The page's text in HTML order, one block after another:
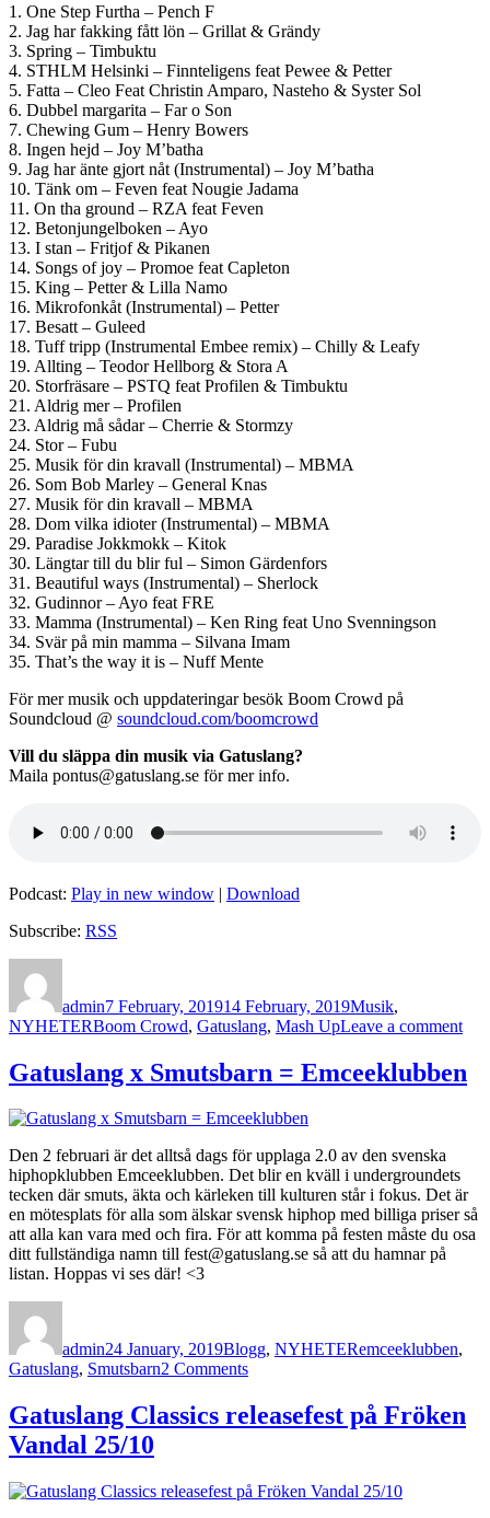
1. One Step Furtha – Pench F
2. Jag har fakking fått lön – Grillat & Grändy
3. Spring – Timbuktu
4. STHLM Helsinki – Finnteligens feat Pewee & Petter
5. Fatta – Cleo Feat Christin Amparo, Nasteho & Syster Sol
6. Dubbel margarita – Far o Son
7. Chewing Gum – Henry Bowers
8. Ingen hejd – Joy M’batha
9. Jag har änte gjort nåt (Instrumental) – Joy M’batha
10. Tänk om – Feven feat Nougie Jadama
11. On tha ground – RZA feat Feven
12. Betonjungelboken – Ayo
13. I stan – Fritjof & Pikanen
14. Songs of joy – Promoe feat Capleton
15. King – Petter & Lilla Namo
16. Mikrofonkåt (Instrumental) – Petter
17. Besatt – Guleed
18. Tuff tripp (Instrumental Embee remix) – Chilly & Leafy
19. Allting – Teodor Hellborg & Stora A
20. Storfräsare – PSTQ feat Profilen & Timbuktu
21. Aldrig mer – Profilen
23. Aldrig må sådar – Cherrie & Stormzy
24. Stor – Fubu
25. Musik för din kravall (Instrumental) – MBMA
26. Som Bob Marley – General Knas
27. Musik för din kravall – MBMA
28. Dom vilka idioter (Instrumental) – MBMA
29. Paradise Jokkmokk – Kitok
30. Längtar till du blir ful – Simon Gärdenfors
31. Beautiful ways (Instrumental) – Sherlock
32. Gudinnor – Ayo feat FRE
33. Mamma (Instrumental) – Ken Ring feat Uno Svenningson
34. Svär på min mamma – Silvana Imam
35. That’s the way it is – Nuff Mente
För mer musik och uppdateringar besök Boom Crowd på
Soundcloud @ soundcloud.com/boomcrowd
Vill du släppa din musik via Gatuslang?
Maila pontus@gatuslang.se för mer info.
Podcast: Play in new window | Download
Subscribe: RSS
admin7 February, 201914 February, 2019Musik,
NYHETERTags
Boom Crowd, Gatuslang, Mash UpLeave a commenton
2
Gatuslang x Smutsbarn = Emceeklubben
Den 2 februari är det alltså dags för upplaga 2.0 av den svenska
hiphopklubben Emceeklubben. Det blir en kväll i undergroundets
tecken där smuts, äkta och kärleken till kulturen står i fokus. Det är
en mötesplats för alla som älskar svensk hiphop med billiga priser så
att alla kan vara med och fira. För att komma på festen måste du osa
ditt fullständiga namn till fest@gatuslang.se så att du hamnar på
listan. Hoppas vi ses där! <3
admin24 January, 2019Blogg, NYHETERemceeklubben,
Gatuslang, Smutsbarn2 Commentson
x
Smutsbarn
Gatuslang Classics releasefest på Fröken
Vandal 25/10